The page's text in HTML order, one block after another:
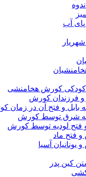
آب
کودکی کورش هخامنشی
فرزندان کورش
بابل و فتح آن در زمان
شرق توسط کورش
فتح لودیه توسط کورش
فتح ماد
آسیا
کین پدر
کشی